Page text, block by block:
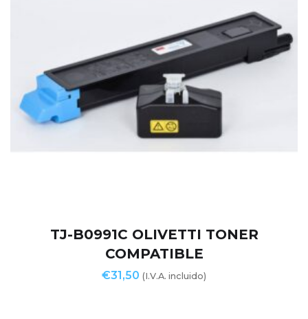
TJ-B0991C OLIVETTI TONER
COMPATIBLE
€31,50 (I.V.A. incluido)